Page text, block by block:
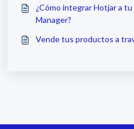
¿Cómo integrar Hotjar a
Manager?
Vende tus productos a